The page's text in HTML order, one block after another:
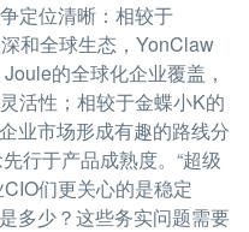
定位清晰：相较于
和全球生态，YonClaw
的全球化企业覆盖，
活性；相较于金蝶小K的
业市场形成有趣的路线分
行于产品成熟度。“超级
们更关心的是稳定
多少？这些务实问题需要